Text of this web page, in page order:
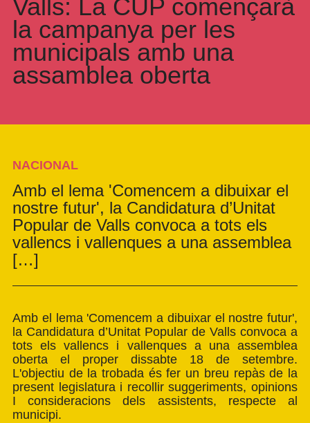
Valls: La CUP començarà
la campanya per les
municipals amb una
assamblea oberta
NACIONAL
Amb el lema 'Comencem a dibuixar el
nostre futur', la Candidatura d’Unitat
Popular de Valls convoca a tots els
vallencs i vallenques a una assemblea
[…]
Amb el lema 'Comencem a dibuixar el nostre futur',
la Candidatura d’Unitat Popular de Valls convoca a
tots els vallencs i vallenques a una assemblea
oberta el proper dissabte 18 de setembre.
L'objectiu de la trobada és fer un breu repàs de la
present legislatura i recollir suggeriments, opinions
I consideracions dels assistents, respecte al
municipi.